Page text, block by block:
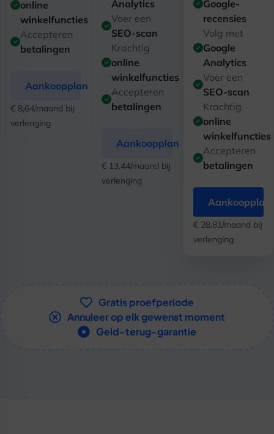
online
winkelfuncties
Accepteren
betalingen
Aankoopplan
€ 8,64/maand bij
verlenging
Analytics
Voer een
SEO-scan
Krachtig
online
winkelfuncties
Accepteren
betalingen
Aankoopplan
€ 13,44/maand bij
verlenging
Google-
recensies
Volg met
Google
Analytics
Voer een
SEO-scan
Krachtig
online
winkelfuncties
Accepteren
betalingen
Aankoopplan
€ 28,81/maand bij
verlenging
Gratis proefperiode
Annuleer op elk gewenst moment
Geld-terug-garantie